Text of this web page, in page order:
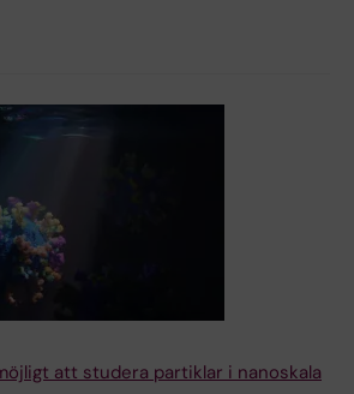
att studera partiklar i nanoskala